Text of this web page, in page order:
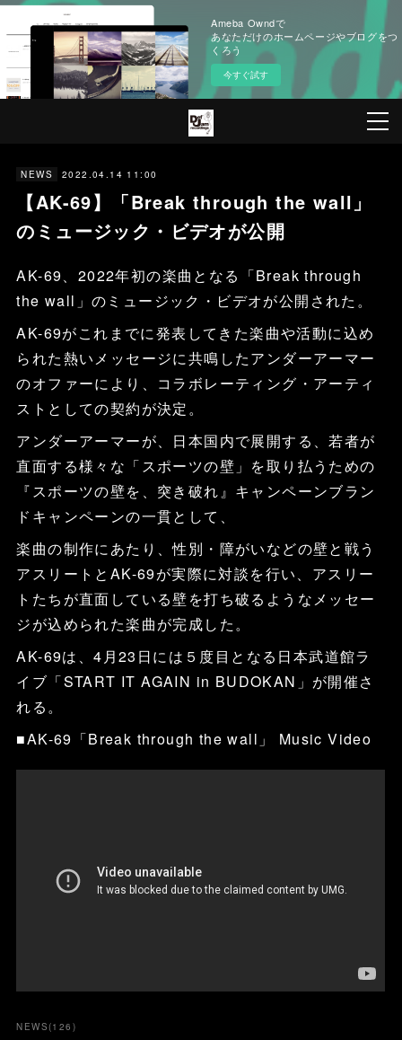
Ameba Owndで
あなただけのホームページやブログをつ
くろう
今すぐ試す
NEWS 2022.04.14 11:00
【AK-69】「Break through the wall」
のミュージック・ビデオが公開
AK-69、2022年初の楽曲となる「Break through
the wall」のミュージック・ビデオが公開された。
AK-69がこれまでに発表してきた楽曲や活動に込め
られた熱いメッセージに共鳴したアンダーアーマー
のオファーにより、コラボレーティング・アーティ
ストとしての契約が決定。
アンダーアーマーが、日本国内で展開する、若者が
直面する様々な「スポーツの壁」を取り払うための
『スポーツの壁を、突き破れ』キャンペーンブラン
ドキャンペーンの一貫として、
楽曲の制作にあたり、性別・障がいなどの壁と戦う
アスリートとAK-69が実際に対談を行い、アスリー
トたちが直面している壁を打ち破るようなメッセー
ジが込められた楽曲が完成した。
AK-69は、4月23日には５度目となる日本武道館ラ
イブ「START IT AGAIN in BUDOKAN」が開催さ
れる。
■AK-69「Break through the wall」 Music Video
NEWS(126 )